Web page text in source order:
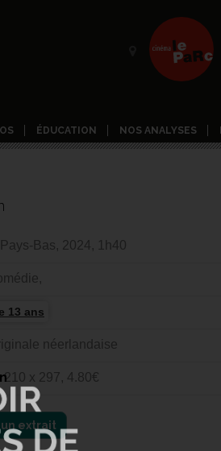
ÉDUCATION NOS ANALYSES
Bas, 2024, 1h40
13 ans
néerlandaise
210 x 297, 4.80€
extrait